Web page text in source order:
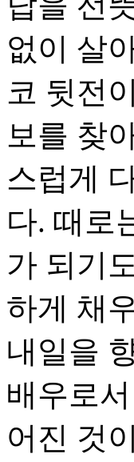
없이 살
코 뒷전
보를 찾
스럽게
다. 때로
가 되기
하게 채
내일을
배우로
어진 것